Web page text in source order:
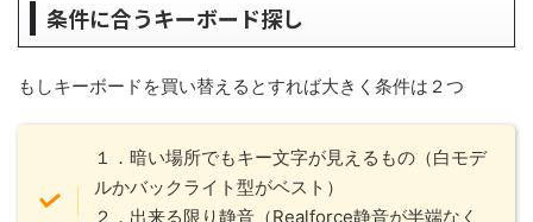
条件に合うキーボード探し
もしキーボードを買い替えるとすれば大きく条件は２つ
１．暗い場所でもキー文字が見えるもの（白モデ
ルかバックライト型がベスト）
２．出来る限り静音（Realforce静音が半端なく